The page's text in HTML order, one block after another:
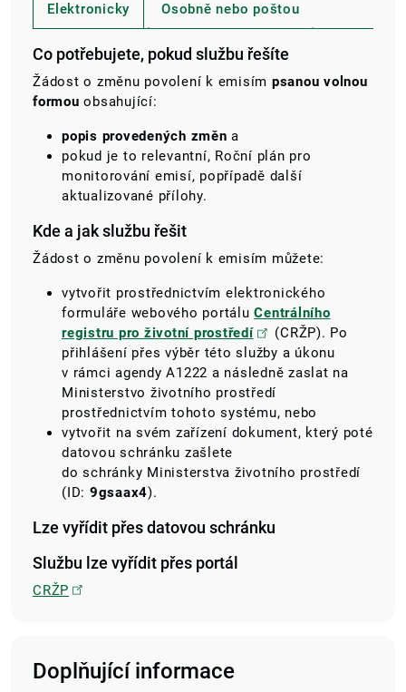
Elektronicky Osobně nebo poštou
Co potřebujete, pokud službu řešíte
Žádost o změnu povolení k emisím psanou volnou
formouobsahující:
popis provedených změn a
pokud je to relevantní, Roční plán pro
monitorování emisí, popřípadě další
aktualizované přílohy.
Kde a jak službu řešit
Žádost o změnu povolení k emisím můžete:
vytvořit prostřednictvím elektronického
formuláře webového portálu Centrálního
registru pro životní prostředí
(CRŽP). Po
přihlášení přes výběr této služby a úkonu
v rámci agendy A1222 a následně zaslat na
Ministerstvo životního prostředí
prostřednictvím tohoto systému, nebo
vytvořit na svém zařízení dokument, který poté
datovou schránku zašlete
do schránky Ministerstva životního prostředí
(ID: 9gsaax4).
Lze vyřídit přes datovou schránku
Službu lze vyřídit přes portál
CRŽP
Doplňující informace